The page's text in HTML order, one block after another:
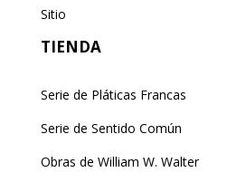
Sitio
TIENDA
Serie de Pláticas Francas
Serie de Sentido Común
Obras de William W. Walter